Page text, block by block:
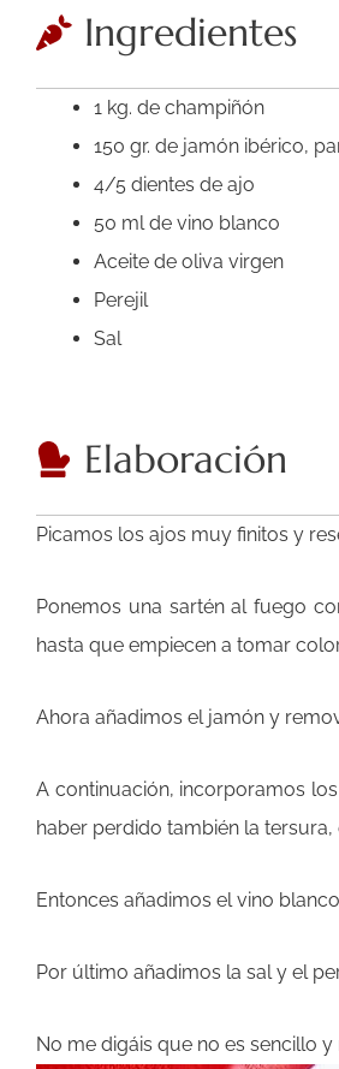
Ingredientes
1 kg. de champiñón
150 gr. de jamón ibérico,
4/5 dientes de ajo
50 ml de vino blanco
Aceite de oliva virgen
Perejil
Sal
Elaboración
Picamos los ajos muy finitos y
Ponemos una sartén al fuego
hasta que empiecen a tomar
Ahora añadimos el jamón y
A continuación, incorporamos
haber perdido también la
Entonces añadimos el vino
Por último añadimos la sal y el
No me digáis que no es sencillo y